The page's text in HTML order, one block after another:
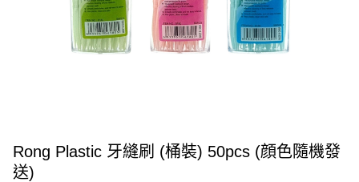
Rong Plastic 牙縫刷 (桶裝) 50pcs (顔色隨機發
送)